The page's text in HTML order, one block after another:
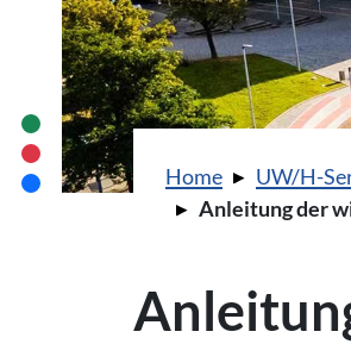
Sie sind
Home UW/H-
Anleitung der